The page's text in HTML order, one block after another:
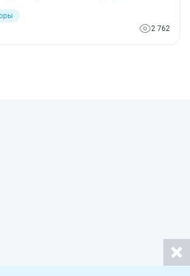
представляемых к освобождению от
в связи с болезнью, а также
отбывания части наказания в
2 762